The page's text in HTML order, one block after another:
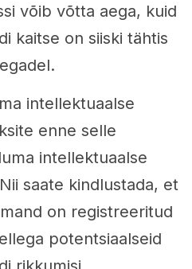
võib võtta aega, kuid
kaitse on siiski tähtis
intellektuaalse
enne selle
intellektuaalse
saate kindlustada, et
on registreeritud
potentsiaalseid